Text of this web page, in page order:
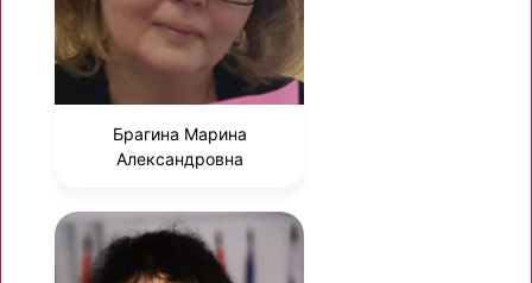
Брагина Марина
Александровна